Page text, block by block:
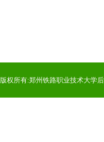
版权所有:郑州铁路职业技术大学